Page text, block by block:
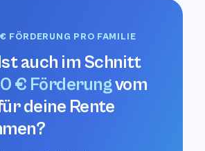
FÖRDERUNG PRO FAMILIE
auch im Schnitt
€ Förderungvom
deine Rente